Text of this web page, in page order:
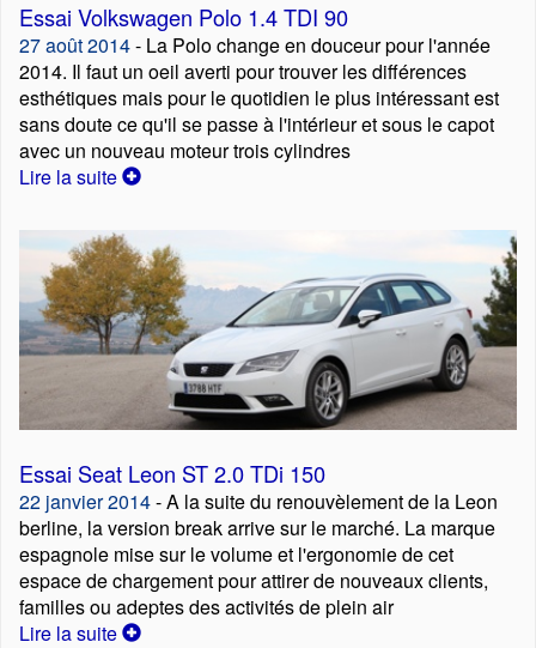
Essai Volkswagen Polo 1.4 TDI 90
27 août 2014- La Polo change en douceur pour l'année
2014. Il faut un oeil averti pour trouver les différences
esthétiques mais pour le quotidien le plus intéressant est
sans doute ce qu'il se passe à l'intérieur et sous le capot
avec un nouveau moteur trois cylindres
Lire la suite
Essai Seat Leon ST 2.0 TDi 150
22 janvier 2014- A la suite du renouvèlement de la Leon
berline, la version break arrive sur le marché. La marque
espagnole mise sur le volume et l'ergonomie de cet
espace de chargement pour attirer de nouveaux clients,
familles ou adeptes des activités de plein air
Lire la suite